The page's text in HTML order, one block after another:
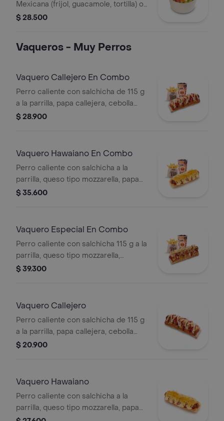
Mexicana (frijol, guacamole, tortilla) o
Campestre (quesos, huevo, pepinillos)
alimentos de origen animal)
$ 28.500
Vaqueros - Muy Perros
Vaquero Callejero En Combo
Perro caliente con salchicha de 115 g
a la parrilla, papa callejera, cebolla
picada, salsa blanca, salsa de tomate
PET
$ 28.900
Vaquero Hawaiano En Combo
Perro caliente con salchicha a la
parrilla, queso tipo mozzarella, papa
callejera, piña y salsas en pan perro +
$ 35.600
Vaquero Especial En Combo
Perro caliente con salchicha 115 g a la
parrilla, queso tipo mozzarella,
tocineta picada, papa callejera,
papas medianas (Corral o en cascos)
+ bebida PET
$ 39.300
Vaquero Callejero
Perro caliente con salchicha de 115 g
a la parrilla, papa callejera, cebolla
picada, salsa blanca, salsa de tomate
$ 20.900
Vaquero Hawaiano
Perro caliente con salchicha a la
parrilla, queso tipo mozzarella, papa